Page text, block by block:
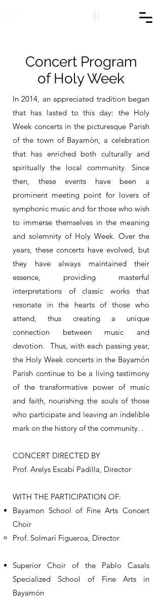
Concert Program
of Holy Week
In 2014, an appreciated tradition began
that has lasted to this day: the Holy
Week concerts in the picturesque Parish
of the town of Bayamón, a celebration
that has enriched both culturally and
spiritually the local community. Since
then, these events have been a
prominent meeting point for lovers of
symphonic music and for those who wish
to immerse themselves in the meaning
and solemnity of Holy Week. Over the
years, these concerts have evolved, but
they have always maintained their
essence, providing masterful
interpretations of classic works that
resonate in the hearts of those who
attend, thus creating a unique
connection between music and
devotion. Thus, with each passing year,
the Holy Week concerts in the Bayamón
Parish continue to be a living testimony
of the transformative power of music
and faith, nourishing the souls of those
who participate and leaving an indelible
mark on the history of the community. .
CONCERT DIRECTED BY
Prof. Arelys Escabí Padilla, Director
WITH THE PARTICIPATION OF:
Bayamon School of Fine Arts Concert
Choir
Prof. Solmarí Figueroa, Director
Superior Choir of the Pablo Casals
Specialized School of Fine Arts in
Bayamón